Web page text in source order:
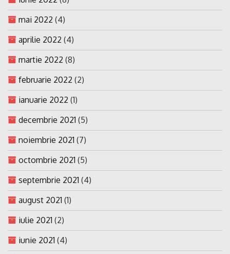
mai 2022 (4)
aprilie 2022 (4)
martie 2022 (8)
februarie 2022 (2)
ianuarie 2022 (1)
decembrie 2021 (5)
noiembrie 2021 (7)
octombrie 2021 (5)
septembrie 2021 (4)
august 2021 (1)
iulie 2021 (2)
iunie 2021 (4)